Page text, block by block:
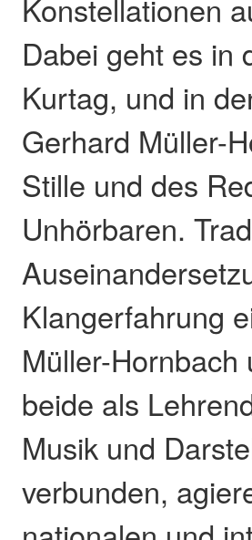
Konstellationen
Dabei geht es in
Kurtag, und in
Gerhard Müller-
Stille und des
Unhörbaren.
Klangerfahrung
Müller-
beide als
Musik und
verbunden,